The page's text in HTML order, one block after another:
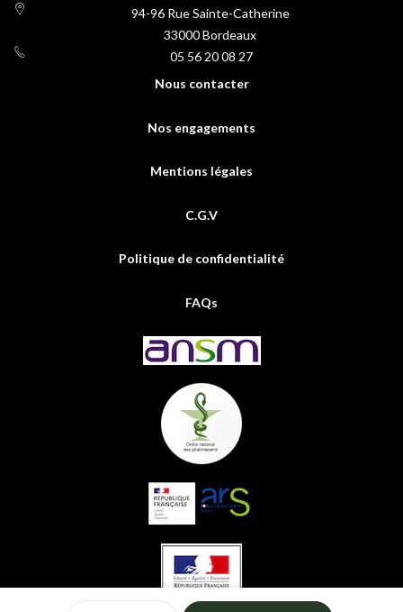
94-96 Rue Sainte-Catherine
33000Bordeaux
05 56 20 08 27
Nous contacter
Nos engagements
Mentions légales
C.G.V
Politique de confidentialité
FAQs